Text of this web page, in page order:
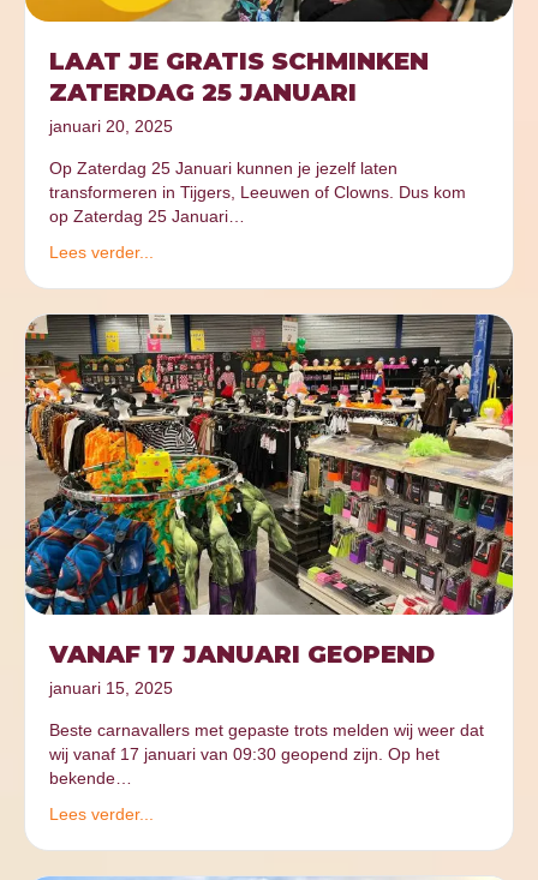
LAAT JE GRATIS SCHMINKEN
ZATERDAG 25 JANUARI
januari 20, 2025
Op Zaterdag 25 Januari kunnen je jezelf laten
transformeren in Tijgers, Leeuwen of Clowns. Dus kom
op Zaterdag 25 Januari…
Lees verder...
VANAF 17 JANUARI GEOPEND
januari 15, 2025
Beste carnavallers met gepaste trots melden wij weer dat
wij vanaf 17 januari van 09:30 geopend zijn. Op het
bekende…
Lees verder...